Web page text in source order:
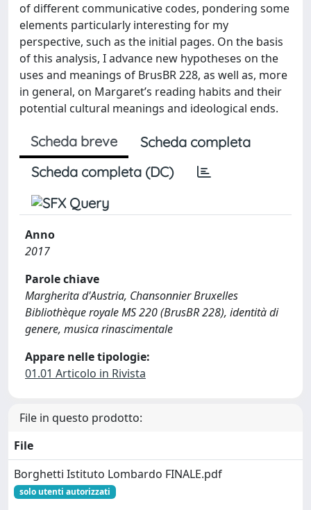
of different communicative codes, pondering some
elements particularly interesting for my
perspective, such as the initial pages. On the basis
of this analysis, I advance new hypotheses on the
uses and meanings of BrusBR 228, as well as, more
in general, on Margaret’s reading habits and their
potential cultural meanings and ideological ends.
Scheda breve
Scheda completa
Scheda completa (DC)
Anno
2017
Parole chiave
Margherita d'Austria, Chansonnier Bruxelles
Bibliothèque royale MS 220 (BrusBR 228), identità di
genere, musica rinascimentale
Appare nelle tipologie:
01.01 Articolo in Rivista
File in questo prodotto:
File
Borghetti Istituto Lombardo FINALE.pdf
solo utenti autorizzati